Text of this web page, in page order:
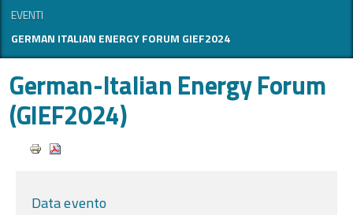
EVENTI
GERMAN ITALIAN ENERGY FORUM GIEF2024
German-Italian Energy Forum
(GIEF2024)
Data evento